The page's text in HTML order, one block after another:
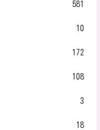
581
10
172
108
3
18